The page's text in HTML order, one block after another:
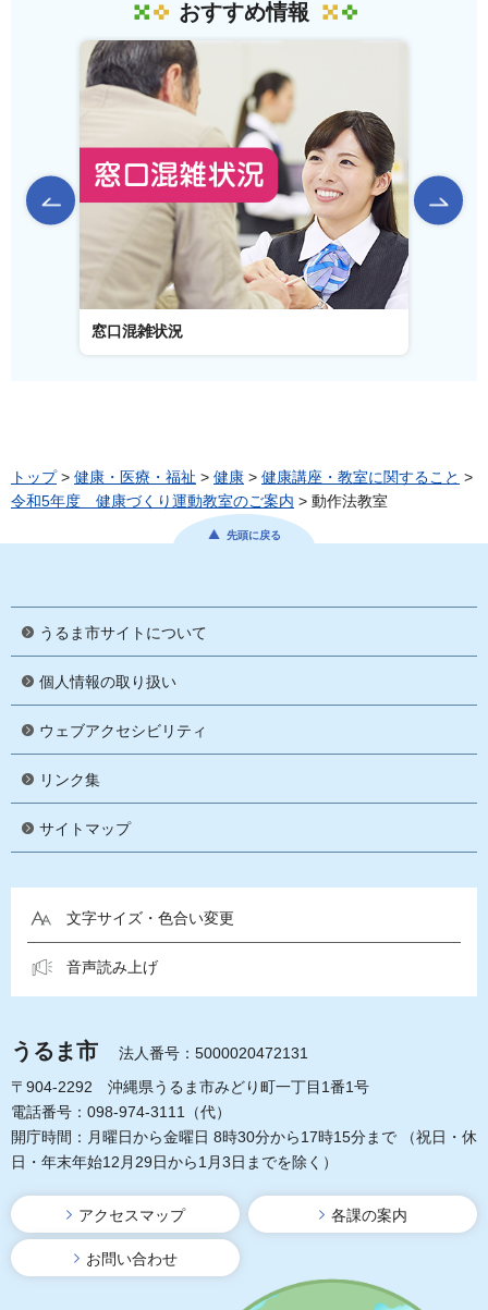
おすすめ情報
前のスライドを表示
窓口混雑状況
トップ> 健康・医療・福祉 > 健康 > 健康講座・教室に関すること >
令和5年度 健康づくり運動教室のご案内 > 動作法教室
先頭に戻る
うるま市サイトについて
個人情報の取り扱い
ウェブアクセシビリティ
リンク集
サイトマップ
文字サイズ・色合い変更
音声読み上げ
うるま市
法人番号：5000020472131
〒904-2292 沖縄県うるま市みどり町一丁目1番1号
電話番号：098-974-3111（代）
開庁時間：月曜日から金曜日 8時30分から17時15分まで
（祝日・休
日・年末年始12月29日から1月3日までを除く）
アクセスマップ 各課の案内
お問い合わせ